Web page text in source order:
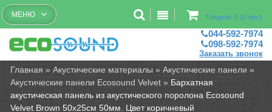
Бесплатный рассчет помещений
Товаров: 0 (0 грн.)
МЕНЮ
044-592-7974
098-592-7974
Заказать звонок
Главная »Акустические материалы »Акустические панели »
Акустические панели Ecosound Velvet » Бархатная
акустическая панель из акустического поролона Ecosound
Velvet Brown 50х25см 50мм. Цвет коричневый